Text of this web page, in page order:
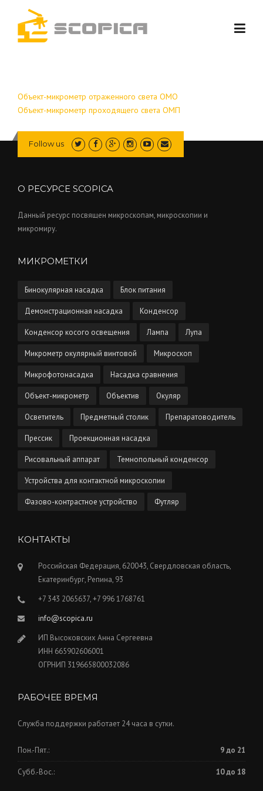
Skip to content
Объект-микрометр отраженного света ОМО
Объект-микрометр проходящего света ОМП
Follow us
О РЕСУРСЕ SCOPICA
Данный ресурс посвящен микроскопам, микроскопии и
микромиру.
МИКРОМЕТКИ
Бинокулярная насадка Блок питания
Демонстрационная насадка Конденсор
Конденсор косого освещения Лампа Лупа
Микрометр окулярный винтовой Микроскоп
Микрофотонасадка Насадка сравнения
Объект-микрометр Объектив Окуляр
Осветитель Предметный столик Препаратоводитель
Прессик Проекционная насадка
Рисовальный аппарат Темнопольный конденсор
Устройства для контактной микроскопии
Фазово-контрастное устройство Футляр
КОНТАКТЫ
Российская Федерация, 620043, Свердловская область,
Екатеринбург, Репина, 93
+7 343 2065637, +7 996 1768761
info@scopica.ru
ИП Высоковских Анна Сергеевна
ИНН 665902606001
ОГРНИП 319665800032086
РАБОЧЕЕ ВРЕМЯ
Служба поддержки работает 24 часа в сутки.
Пон.-Пят.: 9 до 21
Субб.-Вос.: 10 до 18